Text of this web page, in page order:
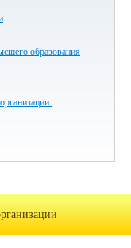
образования